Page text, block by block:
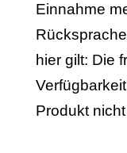
Einnahme
hier gilt: Die
Produkt